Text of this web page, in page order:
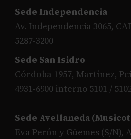
Sede Independencia
Av. Independencia 3065,
5287-3200
Sede San Isidro
Córdoba 1957, Martínez,
4931-6900 interno 5101 /
Sede Avellaneda
Eva Perón y Güemes (S/N),